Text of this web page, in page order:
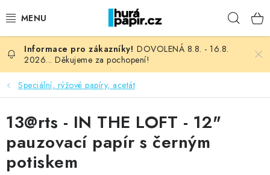
na
NOVINKY
HURÁ DÍLNA
VŠECHNO ZBOŽÍ
KNIHAŘSKÝ MATERIÁL
DOVOLENÁ 8.8. - 16.8.
2026... Děkujeme za pochopení!
Speciální, rýžové papíry, acetát
13@rts - IN THE LOFT - 12"
pauzovací papír s černým
potiskem